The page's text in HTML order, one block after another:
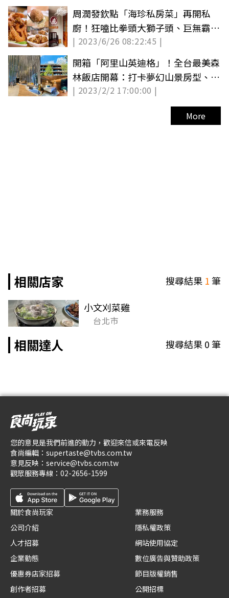
周潤發欽點「海珍私房菜」再開私
廚！狂嗑比拳頭大獅子頭、巨無霸三
品鍋
| 2023/6/26 08:22:45 |
開箱「阿里山英迪格」！全台最美森
林飯店開幕：打卡夢幻山景房型、衝
頂樓看日出
| 2023/2/2 17:00:00 |
More
相關店家 搜尋結果 1筆
小文刈菜雞
台北市
相關達人 搜尋結果0筆
您的意見是我們前進的動力，歡迎來信或來電反映
食尚編輯： supertaste@tvbs.com.tw
意見反映： service@tvbs.com.tw
觀眾服務專線： 02-2656-1599
關於食尚玩家
公司介紹
人才招募
企業動態
優惠券店家招募
創作者招募
業務服務
隱私權政策
網站使用協定
數位廣告與贊助政策
節目版權銷售
公開招標